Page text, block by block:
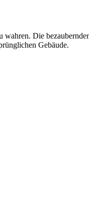
Die
Gebäude.